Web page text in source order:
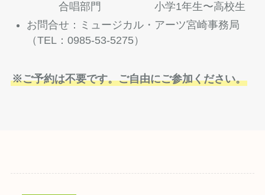
合唱部門 小学1年生〜高校生
お問合せ：ミュージカル・アーツ宮崎事務局
（TEL：0985-53-5275）
※ご予約は不要です。ご自由にご参加ください。